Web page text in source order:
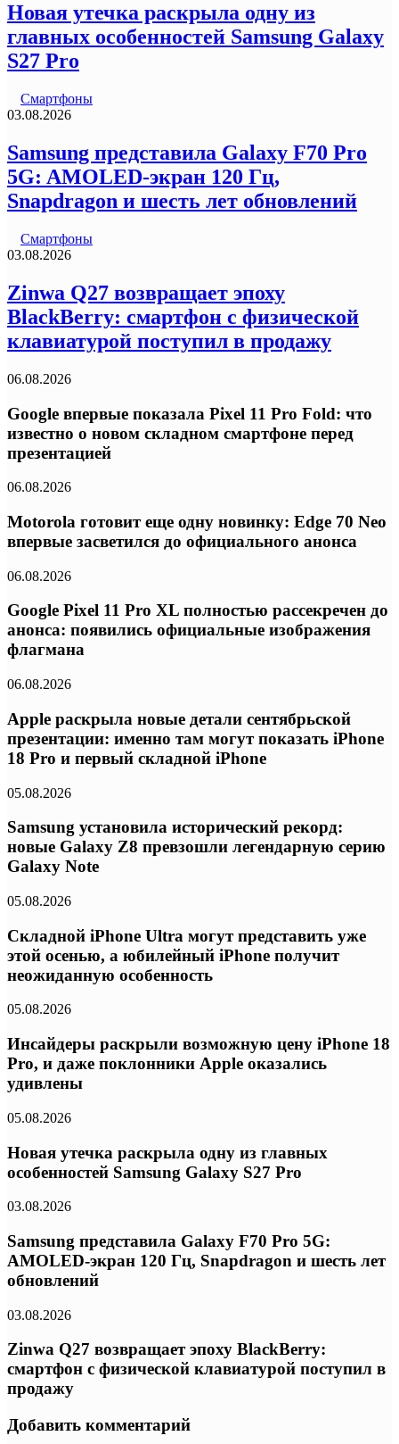
Новая утечка раскрыла одну из
главных особенностей Samsung Galaxy
S27 Pro
Смартфоны
03.08.2026
Samsung представила Galaxy F70 Pro
5G: AMOLED-экран 120 Гц,
Snapdragon и шесть лет обновлений
Смартфоны
03.08.2026
Zinwa Q27 возвращает эпоху
BlackBerry: смартфон с физической
клавиатурой поступил в продажу
06.08.2026
Google впервые показала Pixel 11 Pro Fold: что
известно о новом складном смартфоне перед
презентацией
06.08.2026
Motorola готовит еще одну новинку: Edge 70 Neo
впервые засветился до официального анонса
06.08.2026
Google Pixel 11 Pro XL полностью рассекречен до
анонса: появились официальные изображения
флагмана
06.08.2026
Apple раскрыла новые детали сентябрьской
презентации: именно там могут показать iPhone
18 Pro и первый складной iPhone
05.08.2026
Samsung установила исторический рекорд:
новые Galaxy Z8 превзошли легендарную серию
Galaxy Note
05.08.2026
Складной iPhone Ultra могут представить уже
этой осенью, а юбилейный iPhone получит
неожиданную особенность
05.08.2026
Инсайдеры раскрыли возможную цену iPhone 18
Pro, и даже поклонники Apple оказались
удивлены
05.08.2026
Новая утечка раскрыла одну из главных
особенностей Samsung Galaxy S27 Pro
03.08.2026
Samsung представила Galaxy F70 Pro 5G:
AMOLED-экран 120 Гц, Snapdragon и шесть лет
обновлений
03.08.2026
Zinwa Q27 возвращает эпоху BlackBerry:
смартфон с физической клавиатурой поступил в
продажу
Добавить комментарий